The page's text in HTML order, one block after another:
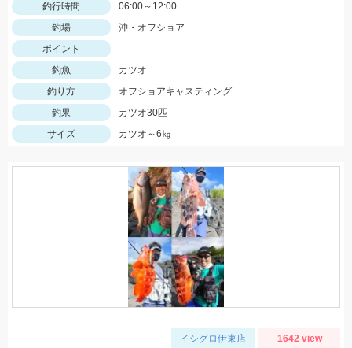
釣行時間
06:00～12:00
釣場
沖・オフショア
ポイント
釣魚
カツオ
釣り方
オフショアキャスティング
釣果
カツオ30匹
サイズ
カツオ～6㎏
イシグロ伊東店 1642 view